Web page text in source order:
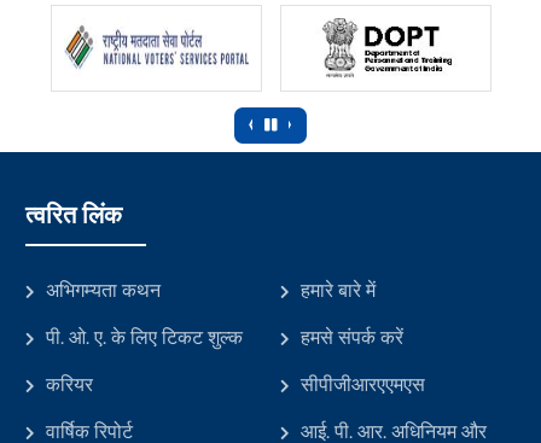
‹ ›
त्वरित लिंक
अभिगम्यता कथन
हमारे बारे में
पी. ओ. ए. के लिए टिकट शुल्क
हमसे संपर्क करें
करियर
सीपीजीआरएएमएस
वार्षिक रिपोर्ट
आई. पी. आर. अधिनियम और